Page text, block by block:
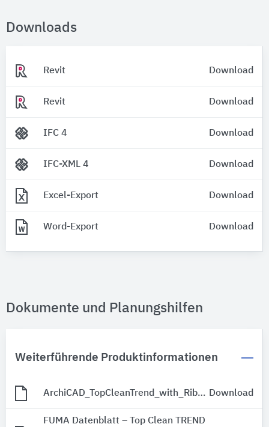
Downloads
Revit Download
Revit Download
IFC 4 Download
IFC-XML 4 Download
Excel-Export Download
Word-Export Download
Dokumente und Planungshilfen
Weiterführende Produktinformationen
ArchiCAD_TopCleanTrend_with_Ribbed_Carpet_and_Cassette_Brush.zip Download
FUMA Datenblatt – Top Clean TREND